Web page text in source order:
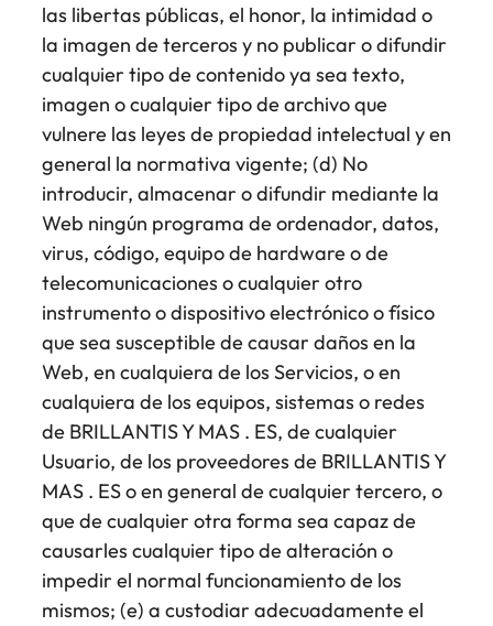
las libertas públicas, el honor, la intimidad o
la imagen de terceros y no publicar o difundir
cualquier tipo de contenido ya sea texto,
imagen o cualquier tipo de archivo que
vulnere las leyes de propiedad intelectual y en
general la normativa vigente; (d) No
introducir, almacenar o difundir mediante la
Web ningún programa de ordenador, datos,
virus, código, equipo de hardware o de
telecomunicaciones o cualquier otro
instrumento o dispositivo electrónico o físico
que sea susceptible de causar daños en la
Web, en cualquiera de los Servicios, o en
cualquiera de los equipos, sistemas o redes
de BRILLANTIS Y MAS . ES, de cualquier
Usuario, de los proveedores de BRILLANTIS Y
MAS . ES o en general de cualquier tercero, o
que de cualquier otra forma sea capaz de
causarles cualquier tipo de alteración o
impedir el normal funcionamiento de los
mismos; (e) a custodiar adecuadamente el